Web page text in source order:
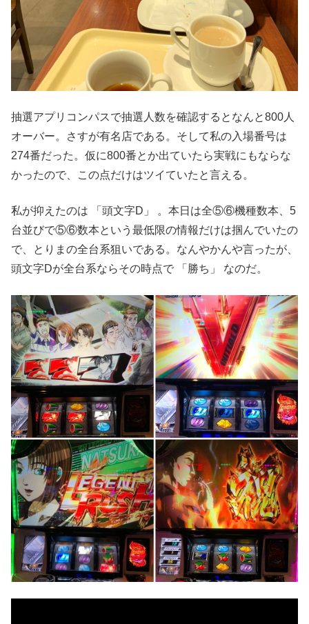
抽選アプリコンパスで抽選人数を確認するとなんと800人
オーバー。さすが有名店である。そして私の入場番号は
274番だった。仮に800番とか出ていたら実戦にもならな
かったので、この点だけはツイていたと言える。
私が抑えたのは 「頭文字D」 。本日は全⑤⑥機種数本、5
台並びで⑤⑥数本という最低限の情報だけは掴んでいたの
で、とりまの全台系狙いである。なんやかんや言ったが、
頭文字Dが全台系ならその時点で 「勝ち」 なのだ。